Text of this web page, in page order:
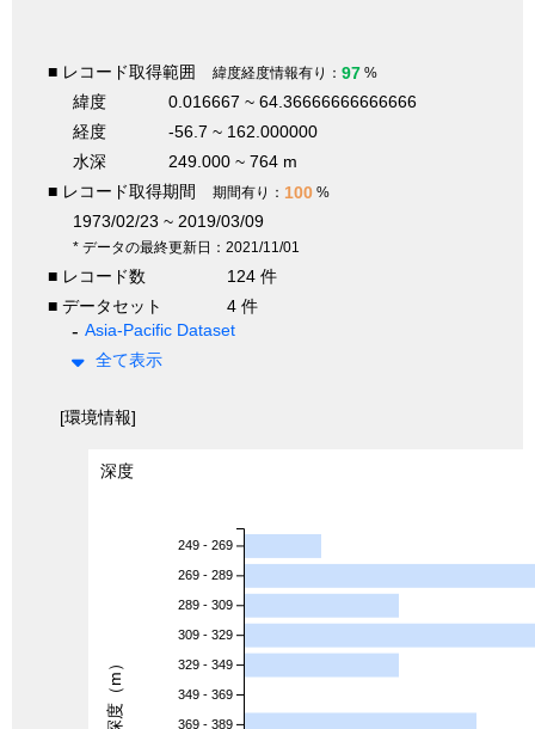
■ レコード取得範囲 緯度経度情報有り： 97 %
緯度
0.016667 ~ 64.36666666666666
経度
-56.7 ~ 162.000000
水深
249.000 ~ 764 m
■ レコード取得期間
期間有り： 100 %
1973/02/23 ~ 2019/03/09
* データの最終更新日：2021/11/01
■ レコード数
124 件
■ データセット
4 件
Asia-Pacific Dataset
全て表示
[環境情報]
深度
249 - 269
269 - 289
289 - 309
309 - 329
329 - 349
349 - 369
369 - 389
深度（m）